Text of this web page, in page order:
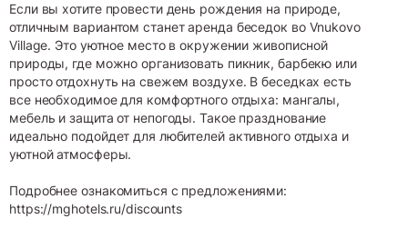
Если вы хотите провести день рождения на природе,
отличным вариантом станет аренда беседок во Vnukovo
Village. Это уютное место в окружении живописной
природы, где можно организовать пикник, барбекю или
просто отдохнуть на свежем воздухе. В беседках есть
все необходимое для комфортного отдыха: мангалы,
мебель и защита от непогоды. Такое празднование
идеально подойдет для любителей активного отдыха и
уютной атмосферы.
Подробнее ознакомиться с предложениями:
https://mghotels.ru/discounts